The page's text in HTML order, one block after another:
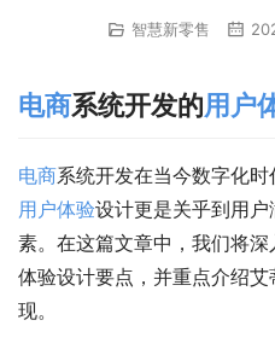
智慧新零售
电商系统开发的用户
电商系统开发在当今数字化
用户体验设计更是关乎到用
素。在这篇文章中，我们将
体验设计要点，并重点介绍
现。